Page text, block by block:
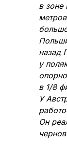
в зоне
назад
у
в 1/8
У
Он